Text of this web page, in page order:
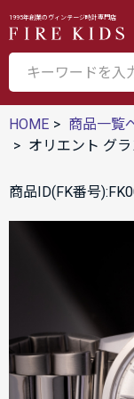
1995年創業のヴィンテージ時計専門店
HOME 商品一覧
オリエント グ
商品ID(FK番号